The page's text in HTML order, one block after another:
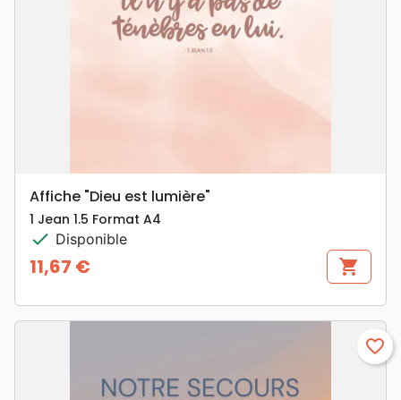
Affiche "Dieu est lumière"
1 Jean 1.5 Format A4
check Disponible
Prix
11,67 € shopping_cart
favorite_border